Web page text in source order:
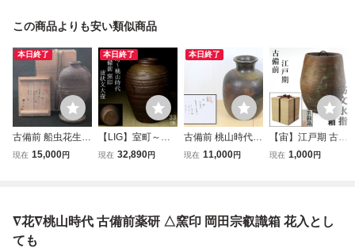
この商品よりも安い類似商品
本日終了
古備前 船虫花生
桂又三郎識箱 江戸
現在 15,000円
本日終了
【LIG】室町～桃
山時代 古備前 窯
旧家収蔵品2603.3
現在 32,890円
本日終了
古備前 桃山時代
酒溜 壺 壷 置物 床
桂又三郎 鑑定書付
現在 11,000円
【宙】江戸期 古備
前 筋文水指 高18.
[E]5T20.n.C
現在 1,000円
∇花∇桃山時代 古備前薬研 △窯印 岡田宗叡識箱 花入とし
ても